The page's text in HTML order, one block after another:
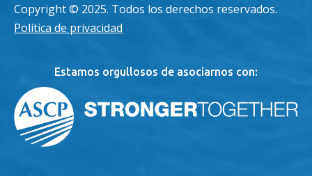
Copyright © 2025. Todos los derechos reservados.
Política de privacidad
Estamos orgullosos de asociarnos con: